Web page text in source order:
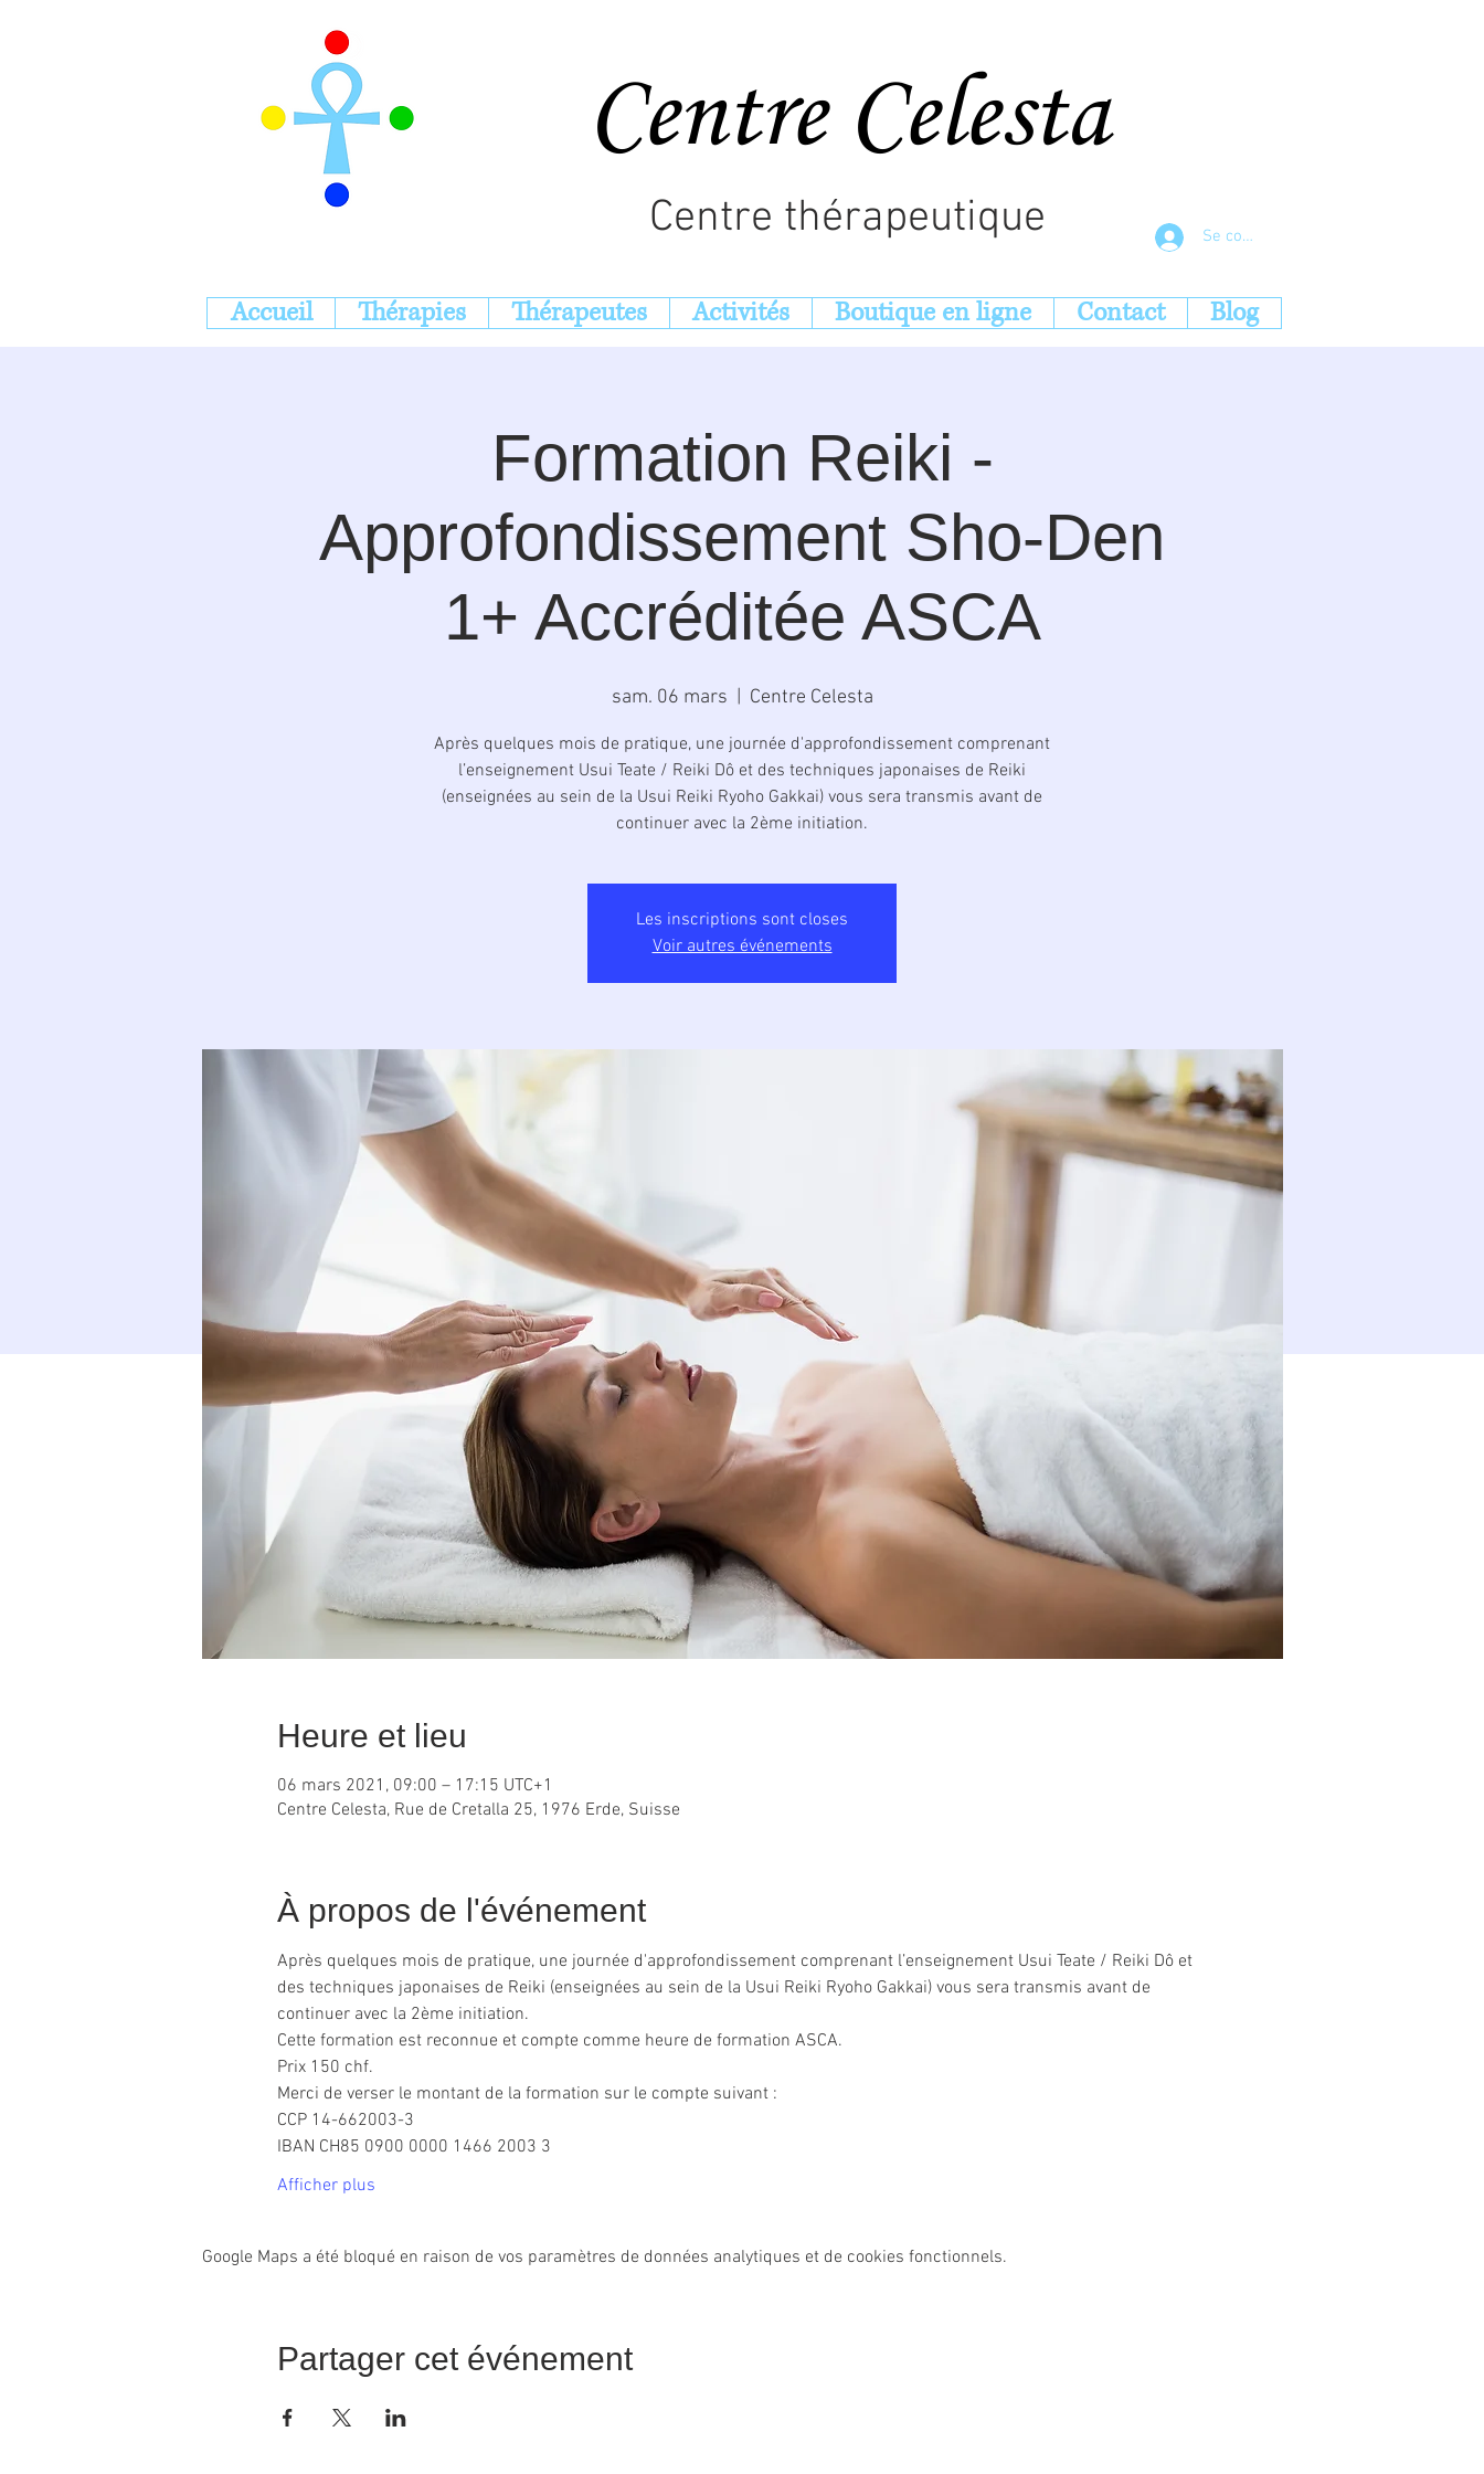
Centre Celesta
Centre thérapeutique Se connecter
Accueil Thérapies Thérapeutes Activités Boutique en ligne Contact Blog
Formation Reiki -
Approfondissement Sho-Den
1+ Accréditée ASCA
sam. 06 mars Centre Celesta
Après quelques mois de pratique, une journée d'approfondissement comprenant
l’enseignement Usui Teate / Reiki Dô et des techniques japonaises de Reiki
(enseignées au sein de la Usui Reiki Ryoho Gakkai) vous sera transmis avant de
continuer avec la 2ème initiation.
Les inscriptions sont closes
Voir autres événements
Heure et lieu
06 mars 2021, 09:00 – 17:15 UTC+1
Centre Celesta, Rue de Cretalla 25, 1976 Erde, Suisse
À propos de l'événement
Après quelques mois de pratique, une journée d'approfondissement comprenant l’enseignement Usui Teate / Reiki Dô et
des techniques japonaises de Reiki (enseignées au sein de la Usui Reiki Ryoho Gakkai) vous sera transmis avant de
continuer avec la 2ème initiation.
Cette formation est reconnue et compte comme heure de formation ASCA.
Prix 150 chf.
Merci de verser le montant de la formation sur le compte suivant :
CCP 14-662003-3
IBAN CH85 0900 0000 1466 2003 3
Afficher plus
Google Maps a été bloqué en raison de vos paramètres de données analytiques et de cookies fonctionnels.
Partager cet événement